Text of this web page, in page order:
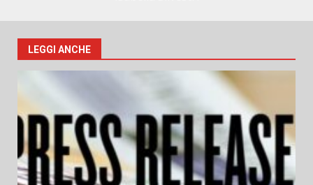
LEGGI ANCHE